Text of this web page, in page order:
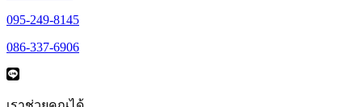
095-249-8145
086-337-6906